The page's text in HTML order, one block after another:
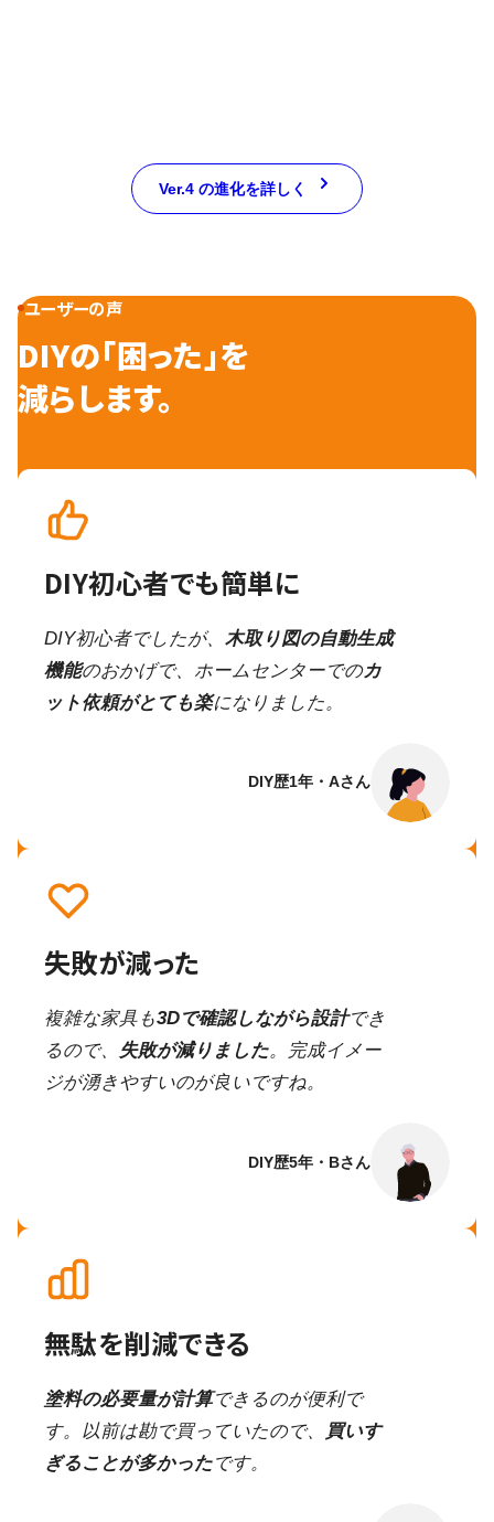
Ver.4 の進化を詳しく
ユーザーの声
DIYの「困った」を
減らします。
DIY初心者でも簡単に
DIY初心者でしたが、 木取り図の自動生成
機能のおかげで、ホームセンターでのカ
ット依頼がとても楽になりました。
DIY歴1年・Aさん
失敗が減った
複雑な家具も3Dで確認しながら設計でき
るので、
失敗が減りました。完成イメー
ジが湧きやすいのが良いですね。
DIY歴5年・Bさん
無駄を削減できる
塗料の必要量が計算できるのが便利で
す。以前は勘で買っていたので、
買いす
ぎることが多かったです。